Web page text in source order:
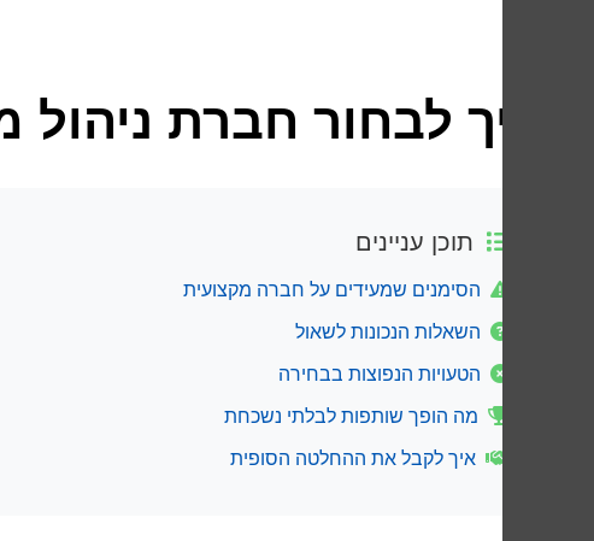
איך לבחור חברת
תוכן עניינים
הסימנים שמעידים על חברה מקצועית
השאלות הנכונות לשאול
הטעויות הנפוצות בבחירה
מה הופך שותפות לבלתי נשכחת
איך לקבל את ההחלטה הסופית